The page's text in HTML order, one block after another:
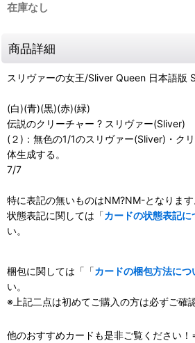
在庫なし
商品詳細
スリヴァーの女王/Sliver Queen 日本語版
(白)(青)(黒)(赤)(緑)
伝説のクリーチャー ? スリヴァー(Sliver)
(２)：無色の1/1のスリヴァー(Sliver)・ク
体生成する。
7/7
特に表記の無いものはNM?NM-となります
状態表記に関しては「カードの状態表記に
い。
梱包に関しては「「カードの梱包方法につ
い。
※上記二点は初めてご購入の方は必ずご確
他のおすすめカードも是非ご覧ください